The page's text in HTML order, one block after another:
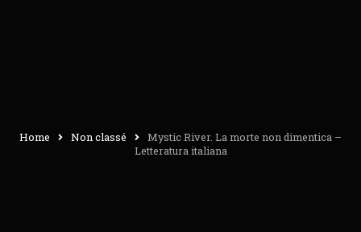
Home Non classé
Mystic River. La morte non dimentica –
Letteratura italiana